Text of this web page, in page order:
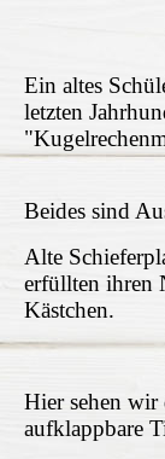
Ein altes
letzten
Beides sind
Alte
erfüllten ihren
Kästchen.
Hier sehen
aufklappbare